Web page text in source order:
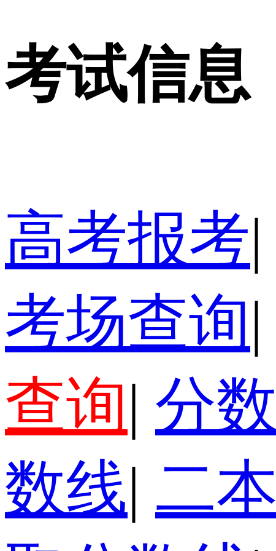
考试信息
高考报考|
考场查询|
查询| 分
数线| 二